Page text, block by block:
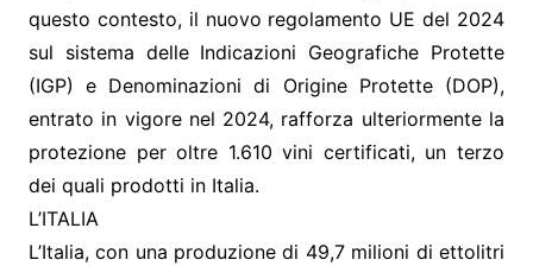
questo contesto, il nuovo regolamento UE del 2024
sul sistema delle Indicazioni Geografiche Protette
(IGP) e Denominazioni di Origine Protette (DOP),
entrato in vigore nel 2024, rafforza ulteriormente la
protezione per oltre 1.610 vini certificati, un terzo
dei quali prodotti in Italia.
L’ITALIA
L’Italia, con una produzione di 49,7 milioni di ettolitri